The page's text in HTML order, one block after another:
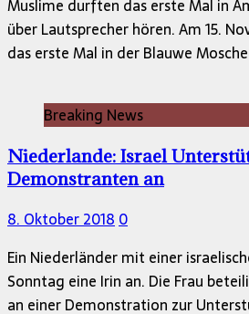
Muslime durften das erste Mal in
über Lautsprecher hören. Am 15.
das erste Mal in der Blauwe
Breaking News
Niederlande: Israel
Demonstranten an
8. Oktober 2018 0
Ein Niederländer mit einer
Sonntag eine Irin an. Die Frau
an einer Demonstration zur